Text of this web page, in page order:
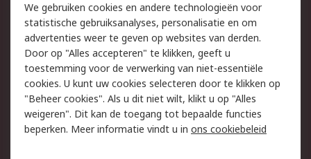
Track & Trace
Wettelijk
Cookiebeleid
Email veiligheid
Privacybeleid
Websitevoorwaarden
Algemene
verkoopvoorwaarden
We gebruiken cookies en andere technologieën voor
statistische gebruiksanalyses, personalisatie en om
advertenties weer te geven op websites van derden.
Door op "Alles accepteren" te klikken, geeft u
toestemming voor de verwerking van niet-essentiële
cookies. U kunt uw cookies selecteren door te klikken op
"Beheer cookies". Als u dit niet wilt, klikt u op "Alles
weigeren". Dit kan de toegang tot bepaalde functies
beperken. Meer informatie vindt u in ons cookiebeleid